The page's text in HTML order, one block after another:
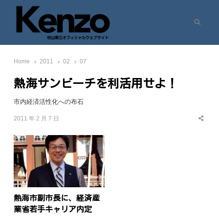
七転八起 – 村山憲三 Official Site
村山憲三ウェブサイト
Home 2011 02 07
熱海サンビーチを利活用せよ！
市内経済活性化への布石
2011 年 2 月 7 日
Share
熱海市副市長に、経済産
業省若手キャリア内定